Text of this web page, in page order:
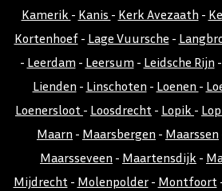
Kamerik - Kanis - Kerk Avezaath -
Kortenhoef- Lage Vuursche -
- Leerdam - Leersum - Leidsche Rijn -
Lienden - Linschoten - Loenen -
Loenersloot - Loosdrecht - Lopik -
Maarn - Maarsbergen - Maarssen
Maarsseveen - Maartensdijk -
Mijdrecht- Molenpolder- Montfoort